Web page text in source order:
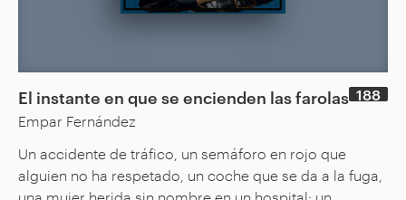
El instante en que se encienden las farolas
Empar Fernández
188
Un accidente de tráfico, un semáforo en rojo que
alguien no ha respetado, un coche que se da a la fuga,